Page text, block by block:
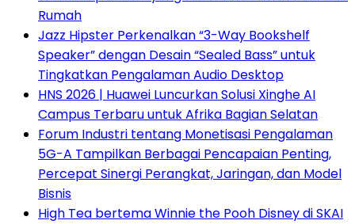
Rumah
Jazz Hipster Perkenalkan “3-Way Bookshelf
Speaker” dengan Desain “Sealed Bass” untuk
Tingkatkan Pengalaman Audio Desktop
HNS 2026 | Huawei Luncurkan Solusi Xinghe AI
Campus Terbaru untuk Afrika Bagian Selatan
Forum Industri tentang Monetisasi Pengalaman
5G-A Tampilkan Berbagai Pencapaian Penting,
Percepat Sinergi Perangkat, Jaringan, dan Model
Bisnis
High Tea bertema Winnie the Pooh Disney di SKAI